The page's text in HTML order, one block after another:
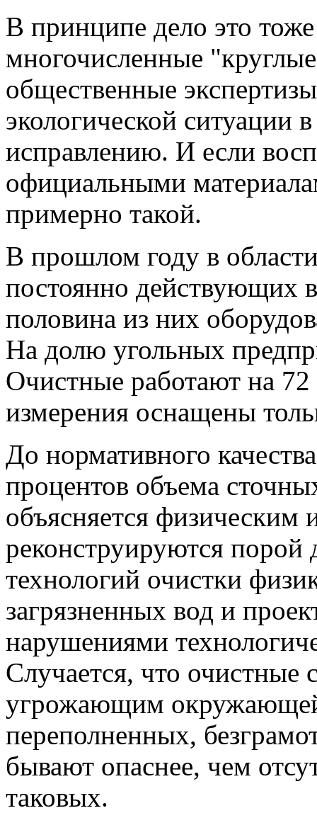
В принципе дело это
многочисленные
общественные
экологической ситуации
исправлению. И если
официальными
примерно такой.
В прошлом году в
постоянно действующих
половина из них
На долю угольных
Очистные работают на
измерения оснащены
До нормативного
процентов объема
объясняется физическим
реконструируются порой
технологий очистки
загрязненных вод и
нарушениями
Случается, что очистные
угрожающим
переполненных,
бывают опаснее, чем
таковых.